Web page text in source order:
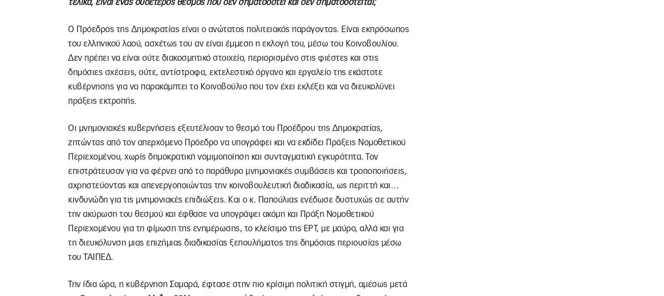
τελικά, είναι ένας ουδέτερος θεσμός που δεν σηματοδοτεί και δεν σηματοδοτείται;
Ο Πρόεδρος της Δημοκρατίας είναι ο ανώτατος πολιτειακός παράγοντας. Είναι εκπρόσωπος
του ελληνικού λαού, ασχέτως του αν είναι έμμεση η εκλογή του, μέσω του Κοινοβουλίου.
Δεν πρέπει να είναι ούτε διακοσμητικό στοιχείο, περιορισμένο στις φιέστες και στις
δημόσιες σχέσεις, ούτε, αντίστροφα, εκτελεστικό όργανο και εργαλείο της εκάστοτε
κυβέρνησης για να παρακάμπτει το Κοινοβούλιο που τον έχει εκλέξει και να διευκολύνει
πράξεις εκτροπής.
Οι μνημονιακές κυβερνήσεις εξευτέλισαν το θεσμό του Προέδρου της Δημοκρατίας,
ζητώντας από τον απερχόμενο Πρόεδρο να υπογράφει και να εκδίδει Πράξεις Νομοθετικού
Περιεχομένου, χωρίς δημοκρατική νομιμοποίηση και συνταγματική εγκυρότητα. Τον
επιστράτευσαν για να φέρνει από το παράθυρο μνημονιακές συμβάσεις και τροποποιήσεις,
αχρηστεύοντας και απενεργοποιώντας την κοινοβουλευτική διαδικασία, ως περιττή και…
κινδυνώδη για τις μνημονιακές επιδιώξεις. Και ο κ. Παπούλιας ενέδωσε δυστυχώς σε αυτήν
την ακύρωση του θεσμού και έφθασε να υπογράψει ακόμη και Πράξη Νομοθετικού
Περιεχομένου για τη φίμωση της ενημέρωσης, το κλείσιμο της ΕΡΤ, με μαύρο, αλλά και για
τη διευκόλυνση μιας επιζήμιας διαδικασίας ξεπουλήματος της δημόσιας περιουσίας μέσω
του ΤΑΙΠΕΔ.
Την ίδια ώρα, η κυβέρνηση Σαμαρά, έφτασε στην πιο κρίσιμη πολιτική στιγμή, αμέσως μετά